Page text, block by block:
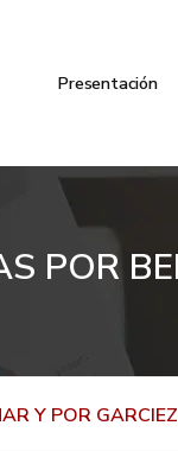
Presentación
POR
Y POR